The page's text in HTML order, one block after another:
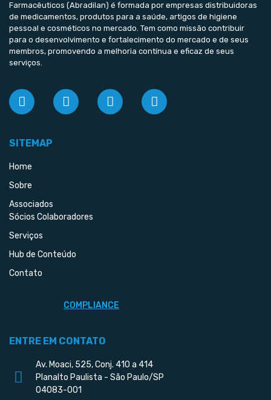
Farmacêuticos (Abradilan) é formada por empresas distribuidoras
de medicamentos, produtos para a saúde, artigos de higiene
pessoal e cosméticos no mercado. Tem como missão contribuir
para o desenvolvimento e fortalecimento do mercado e de seus
membros, promovendo a melhoria contínua e eficaz de seus
serviços.
SITEMAP
Home
Sobre
Associados
Sócios Colaboradores
Serviços
Hub de Conteúdo
Contato
COMPLIANCE
ENTRE EM CONTATO
Av. Moaci, 525, Conj. 410 a 414
Planalto Paulista - São Paulo/SP
04083-001